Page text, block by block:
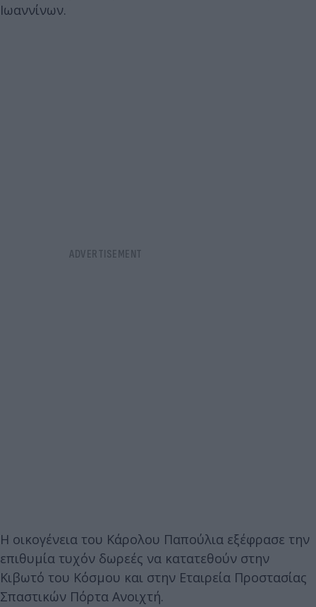
Ιωαννίνων.
Η οικογένεια του Κάρολου Παπούλια εξέφρασε την
επιθυμία τυχόν δωρεές να κατατεθούν στην
Κιβωτό του Κόσμου και στην Εταιρεία Προστασίας
Σπαστικών Πόρτα Ανοιχτή.